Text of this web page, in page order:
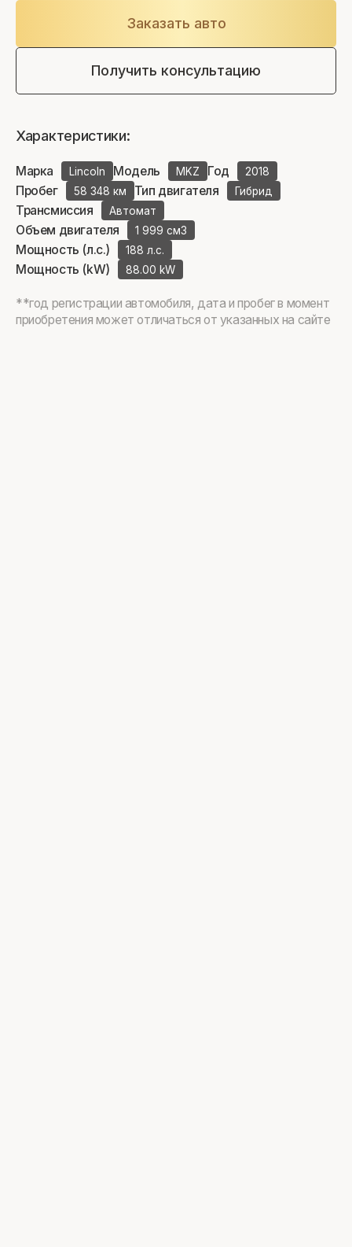
Заказать авто
Получить консультацию
Характеристики:
Марка Lincoln Модель MKZ Год 2018
Пробег 58 348 км Тип двигателя Гибрид
Трансмиссия Автомат
Объем двигателя 1 999 см3
Мощность (л.с.) 188 л.с.
Мощность (kW) 88.00 kW
**год регистрации автомобиля, дата и пробег в момент
приобретения может отличаться от указанных на сайте